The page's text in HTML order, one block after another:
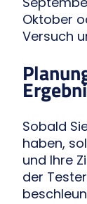
Oktober
Versuch
Sobald
haben,
und Ihre
der